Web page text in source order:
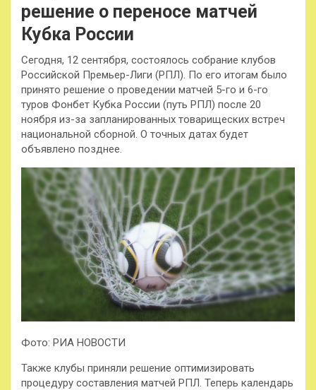
решение о переносе матчей
Кубка России
Сегодня, 12 сентября, состоялось собрание клубов
Российской Премьер-Лиги (РПЛ). По его итогам было
принято решение о проведении матчей 5-го и 6-го
туров Фонбет Кубка России (путь РПЛ) после 20
ноября из-за запланированных товарищеских встреч
национальной сборной. О точных датах будет
объявлено позднее.
Фото: РИА НОВОСТИ
Также клубы приняли решение оптимизировать
процедуру составления матчей РПЛ. Теперь календарь